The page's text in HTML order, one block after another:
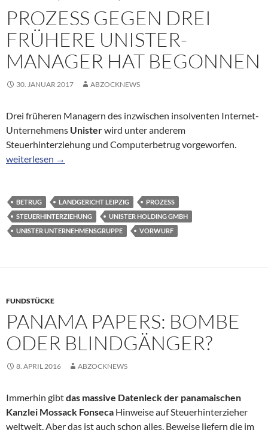
PROZESS GEGEN DREI
FRÜHERE UNISTER-
MANAGER HAT BEGONNEN
30. JANUAR 2017 ABZOCKNEWS
Drei früheren Managern des inzwischen insolventen Internet-
Unternehmens Unisterwird unter anderem
Steuerhinterziehung und Computerbetrug vorgeworfen.
Prozess gegen drei frühere Unister-Manager hat begonnen
weiterlesen →
BETRUG LANDGERICHT LEIPZIG
PROZESS
STEUERHINTERZIEHUNG
UNISTER HOLDING GMBH
UNISTER UNTERNEHMENSGRUPPE
VORWURF
FUNDSTÜCKE
PANAMA PAPERS: BOMBE
ODER BLINDGÄNGER?
8. APRIL 2016 ABZOCKNEWS
Immerhin gibtdas massive Datenleck der panamaischen
Kanzlei Mossack Fonseca Hinweise auf Steuerhinterzieher
weltweit. Aber das ist auch schon alles. Beweise liefern die im